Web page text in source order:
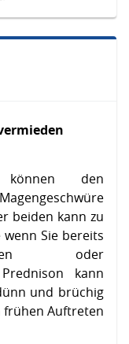
den
beiden kann zu
Sie bereits
oder
kann
und brüchig
frühen Auftreten